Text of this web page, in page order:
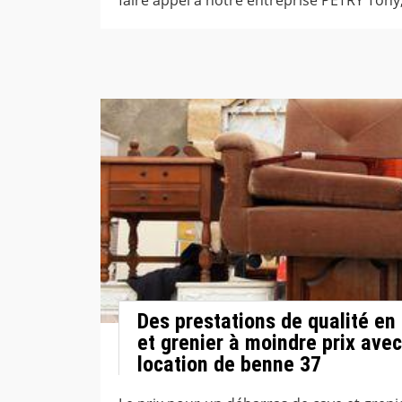
Des prestations de qualité
et grenier à moindre prix avec
location de benne 37